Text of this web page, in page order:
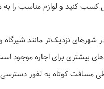
کسب کنید و لوازم مناسب را به
شهرهای نزدیک‌تر مانند شیرگاه
بیشتری برای اجاره موجود
مسافت کوتاه به لفور دسترسی